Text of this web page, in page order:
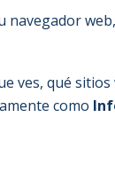
ves, qué
como